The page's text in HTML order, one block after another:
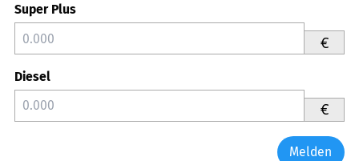
Super Plus
€
Diesel
€
Melden